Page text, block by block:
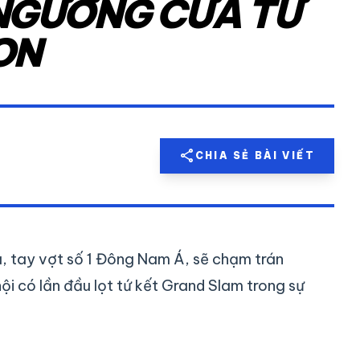
CỬA TỨ
share CHIA SẺ BÀI VIẾT
tay vợt số 1 Đông Nam Á, sẽ chạm trán
có lần đầu lọt tứ kết Grand Slam trong sự